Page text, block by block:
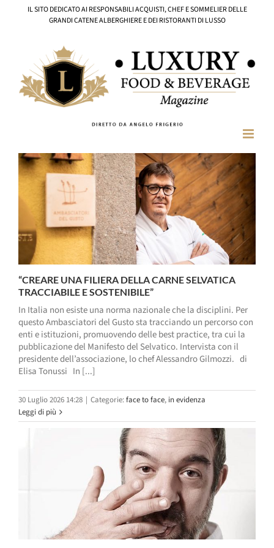
IL SITO DEDICATO AI RESPONSABILI ACQUISTI, CHEF E SOMMELIER DELLE
GRANDI CATENE ALBERGHIERE E DEI RISTORANTI DI LUSSO
“CREARE UNA FILIERA DELLA CARNE SELVATICA
TRACCIABILE E SOSTENIBILE”
In Italia non esiste una norma nazionale che la disciplini. Per
questo Ambasciatori del Gusto sta tracciando un percorso con
enti e istituzioni, promuovendo delle best practice, tra cui la
pubblicazione del Manifesto del Selvatico. Intervista con il
presidente dell’associazione, lo chef Alessandro Gilmozzi. di
Elisa Tonussi In [...]
30 Luglio 2026 14:28 | Categorie:face to face, in evidenza
Leggi di più